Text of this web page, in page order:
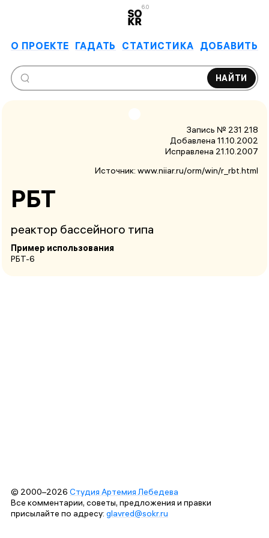
6.0
О ПРОЕКТЕ ГАДАТЬ СТАТИСТИКА ДОБАВИТЬ
НАЙТИ
Запись № 231 218
Добавлена 11.10.2002
Исправлена 21.10.2007
Источник: www.niiar.ru/orm/win/r_rbt.html
РБТ
реактор бассейного типа
Пример использования
РБТ-6
© 2000–2026 Студия Артемия Лебедева
Все комментарии, советы, предложения и правки
присылайте по адресу: glavred@sokr.ru